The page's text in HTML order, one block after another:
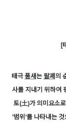
[
태극품새는팔괘의
사를 지내기 위하여
토(土)가 의미요소
'범위'를 나타내는 것